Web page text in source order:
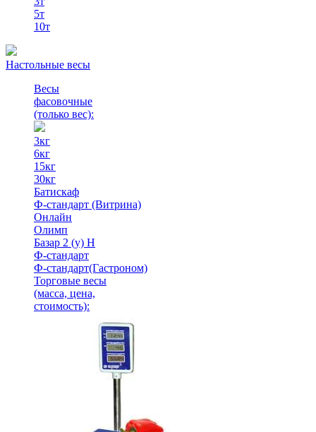
5т
10т
Настольные весы
Весы
фасовочные
(только вес):
3кг
6кг
15кг
30кг
Батискаф
Ф-стандарт (Витрина)
Онлайн
Олимп
Базар 2 (у) Н
Ф-стандарт
Ф-стандарт(Гастроном)
Торговые весы
(масса, цена,
стоимость):